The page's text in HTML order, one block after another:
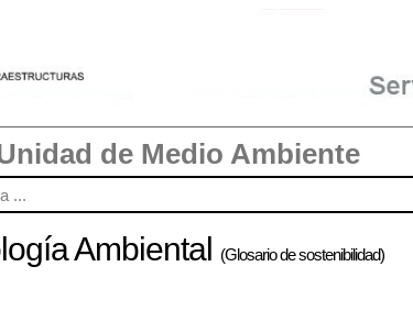
de Medio Ambiente
Ambiental (Glosario de sostenibilidad)